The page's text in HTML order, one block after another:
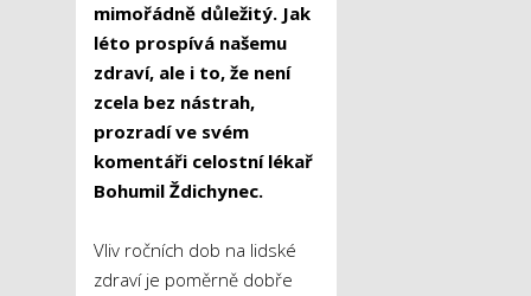
mimořádně důležitý. Jak
léto prospívá našemu
zdraví, ale i to, že není
zcela bez nástrah,
prozradí ve svém
komentáři celostní lékař
Bohumil Ždichynec.
Vliv ročních dob na lidské
zdraví je poměrně dobře